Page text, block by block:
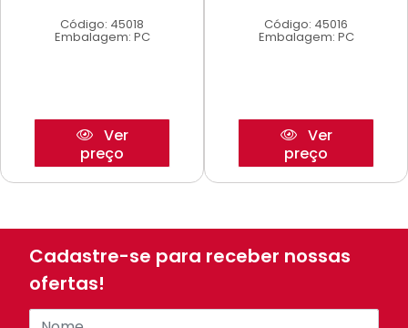
Código: 45018
Embalagem: PC
Ver
preço
Código: 45016
Embalagem: PC
Ver
preço
Cadastre-se para receber nossas
ofertas!